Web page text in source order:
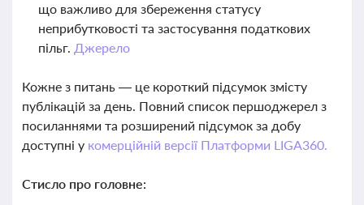
що важливо для збереження статусу
неприбутковості та застосування податкових
пільг. Джерело
Кожне з питань — це короткий підсумок змісту
публікацій за день. Повний список першоджерел з
посиланнями та розширений підсумок за добу
доступні у комерційній версії Платформи LIGA360.
Стисло про головне: